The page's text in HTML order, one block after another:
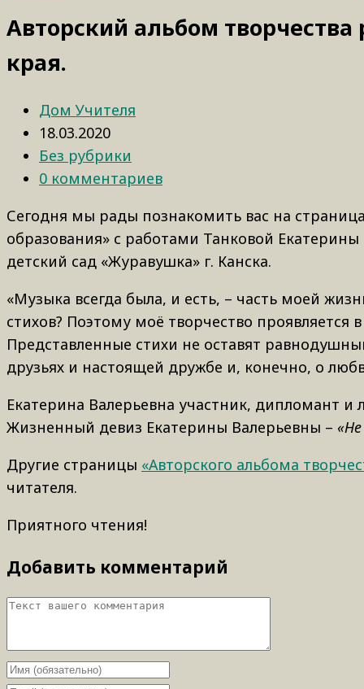
Авторский альбом творчества
края.
Дом Учителя
18.03.2020
Без рубрики
0 комментариев
Сегодня мы рады познакомить вас на
образования» с работами Танковой
детский сад «Журавушка» г. Канска.
«Музыка всегда была, и есть, – часть моей
стихов? Поэтому моё творчество проявляется
Представленные стихи не оставят
друзьях и настоящей дружбе и, конечно, о
Екатерина Валерьевна участник, дипломант и
Жизненный девиз Екатерины Валерьевны –
Другие страницы «Авторского альбома
читателя.
Приятного чтения!
Добавить комментарий